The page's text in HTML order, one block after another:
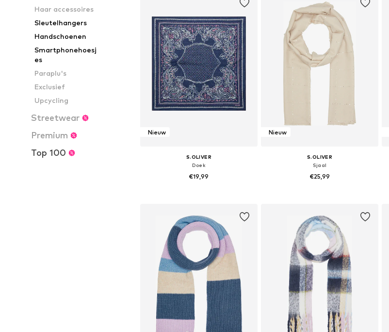
Haar accessoires
Sleutelhangers
Handschoenen
Smartphonehoesj
es
Paraplu's
Exclusief
Upcycling
Streetwear
Premium
Top 100
Nieuw
S.OLIVER
Doek
€19,99
Nieuw
S.OLIVER
Sjaal
€25,99